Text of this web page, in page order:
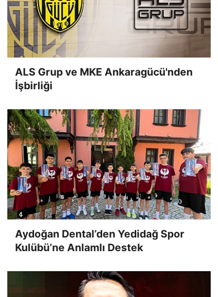
ALS Grup ve MKE Ankaragücü'nden
İşbirliği
Aydoğan Dental’den Yedidağ Spor
Kulübü’ne Anlamlı Destek